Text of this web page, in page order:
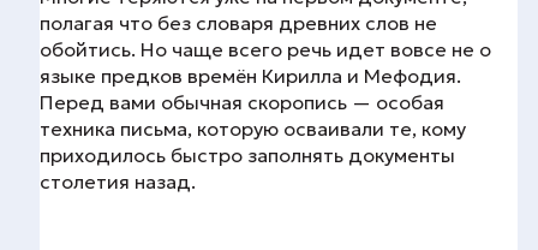
полагая что без словаря древних слов не
обойтись. Но чаще всего речь идет вовсе не о
языке предков времён Кирилла и Мефодия.
Перед вами обычная скоропись — особая
техника письма, которую осваивали те, кому
приходилось быстро заполнять документы
столетия назад.